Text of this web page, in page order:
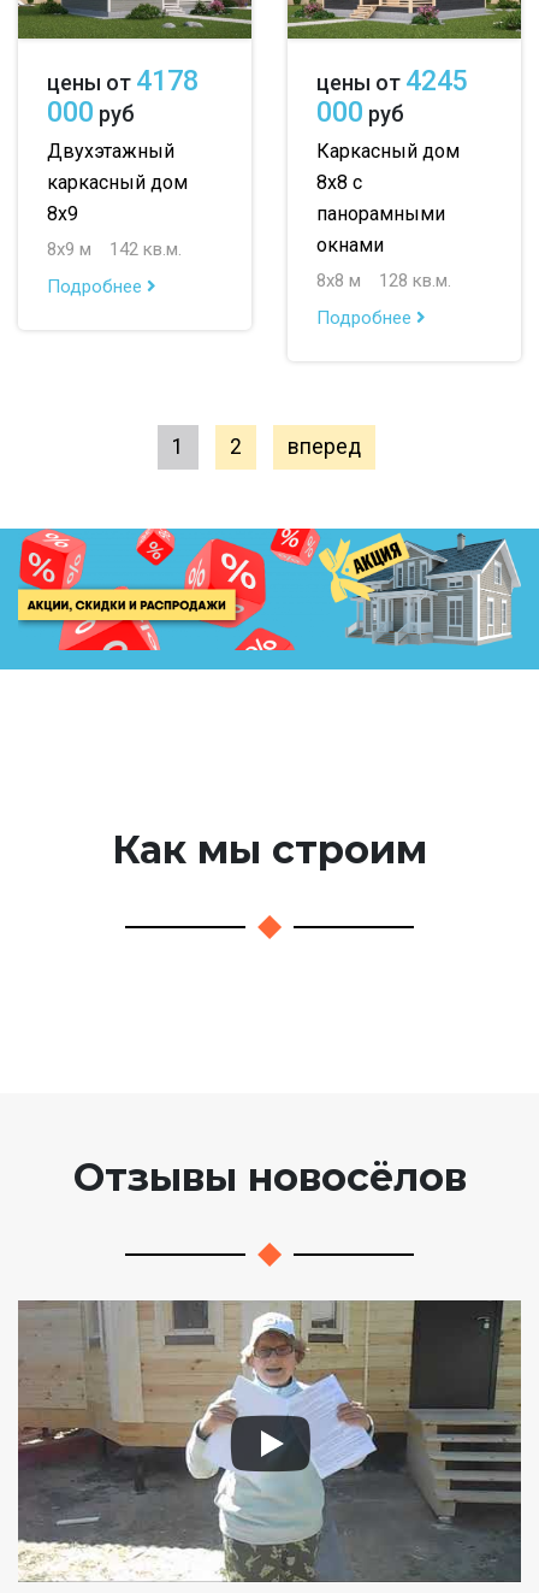
цены от 4178
000 руб
Двухэтажный
каркасный дом
8х9
8х9 м
142 кв.м.
Подробнее
цены от 4245
000 руб
Каркасный дом
8х8 с
панорамными
окнами
8х8 м
128 кв.м.
Подробнее
1 2 вперед
Как мы строим
Отзывы новосёлов